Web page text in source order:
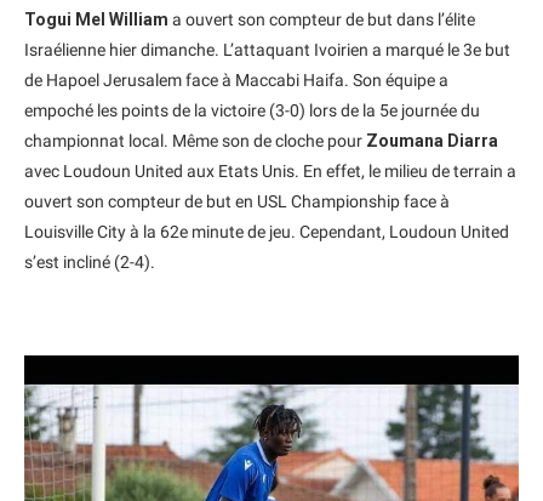
Togui Mel William a ouvert son compteur de but dans l’élite
Israélienne hier dimanche. L’attaquant Ivoirien a marqué le 3e but
de Hapoel Jerusalem face à Maccabi Haifa. Son équipe a
empoché les points de la victoire (3-0) lors de la 5e journée du
championnat local. Même son de cloche pour Zoumana Diarra
avec Loudoun United aux Etats Unis. En effet, le milieu de terrain a
ouvert son compteur de but en USL Championship face à
Louisville City à la 62e minute de jeu. Cependant, Loudoun United
s’est incliné (2-4).